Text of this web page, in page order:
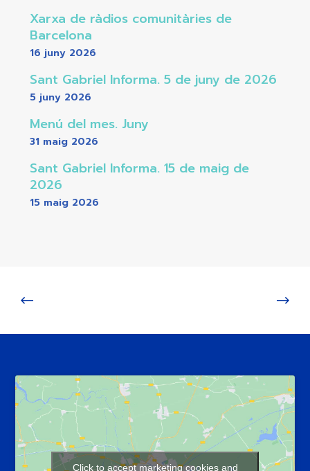
Xarxa de ràdios comunitàries de
Barcelona
16 juny 2026
Sant Gabriel Informa. 5 de juny de 2026
5 juny 2026
Menú del mes. Juny
31 maig 2026
Sant Gabriel Informa. 15 de maig de
2026
15 maig 2026
Click to accept marketing cookies and